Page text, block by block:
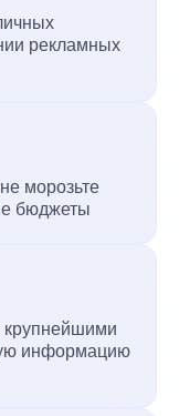
рекламных
морозьте
бюджеты
крупнейшими
информацию